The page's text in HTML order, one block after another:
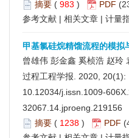
摘要 ( 983 ) PDF
参考文献 | 相关文章 | 计量
甲基氯硅烷精馏流程的模拟
曾雄伟 彭金鑫 奚桢浩 赵玲
过程工程学报. 2020,
10.12034/j.issn.1009-
32067.14.jproeng.219156
摘要 ( 1238 ) PDF